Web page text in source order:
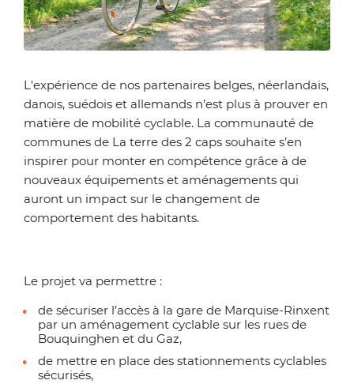
L'expérience de nos partenaires belges, néerlandais,
danois, suédois et allemands n’est plus à prouver en
matière de mobilité cyclable. La communauté de
communes de La terre des 2 caps souhaite s’en
inspirer pour monter en compétence grâce à de
nouveaux équipements et aménagements qui
auront un impact sur le changement de
comportement des habitants.
Le projet va permettre :
de sécuriser l’accès à la gare de Marquise-Rinxent
par un aménagement cyclable sur les rues de
Bouquinghen et du Gaz,
de mettre en place des stationnements cyclables
sécurisés,